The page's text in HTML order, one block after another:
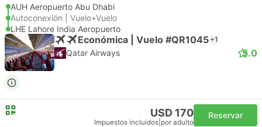
AUH Aeropuerto Abu Dhabi
Autoconexión | Vuelo+Vuelo
LHE Lahore India Aeropuerto
Económica | Vuelo #QR1045 +1
Qatar Airways 5.0
USD 170
Impuestos incluidos por adulto
Reservar